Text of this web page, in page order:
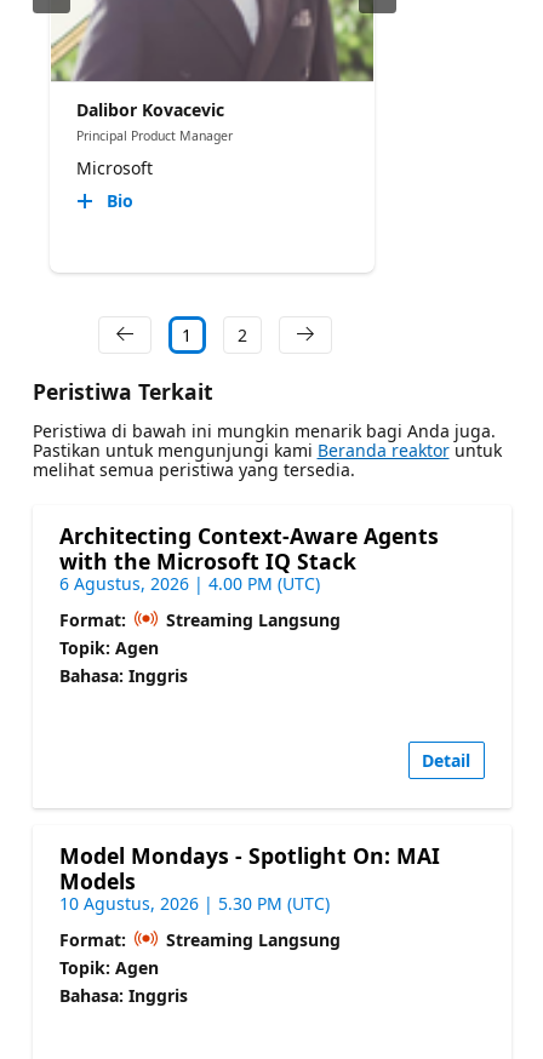
Dalibor Kovacevic
Principal Product Manager
Microsoft
Bio
1 2
Peristiwa Terkait
Peristiwa di bawah ini mungkin menarik bagi Anda juga.
Pastikan untuk mengunjungi kami Beranda reaktoruntuk
melihat semua peristiwa yang tersedia.
Architecting Context-Aware Agents
with the Microsoft IQ Stack
6 Agustus, 2026 | 4.00 PM (UTC)
Format:
Streaming Langsung
Topik: Agen
Bahasa: Inggris
Detail
Model Mondays - Spotlight On: MAI
Models
10 Agustus, 2026 | 5.30 PM (UTC)
Format:
Streaming Langsung
Topik: Agen
Bahasa: Inggris